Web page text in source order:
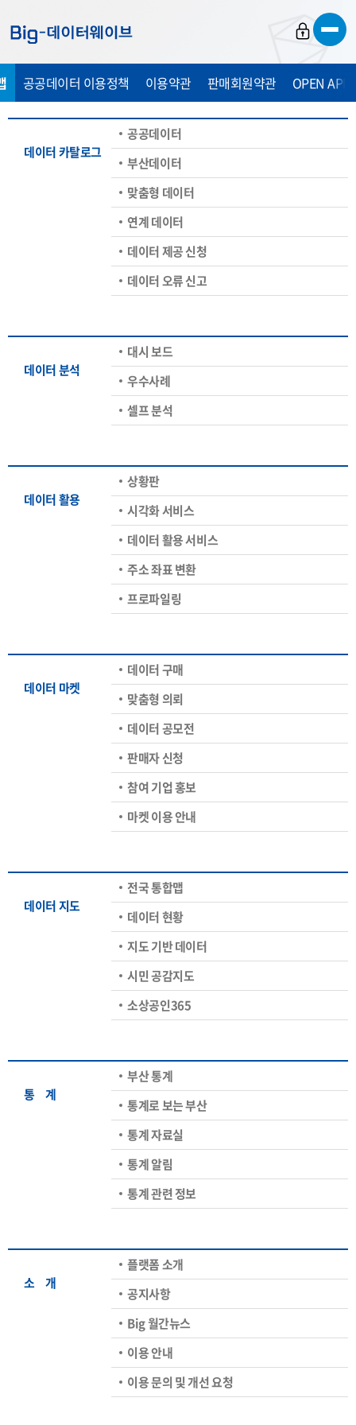
가
기
가
기
가
기
공공데이터 이용정책 이용약관 판매회원약관 OPEN API
데이터 카탈로그
공공데이터
부산데이터
맞춤형 데이터
연계 데이터
데이터 제공 신청
데이터 오류 신고
데이터 분석
대시 보드
우수사례
셀프 분석
데이터 활용
상황판
시각화 서비스
데이터 활용 서비스
주소 좌표 변환
프로파일링
데이터 마켓
데이터 구매
맞춤형 의뢰
데이터 공모전
판매자 신청
참여 기업 홍보
마켓 이용 안내
데이터 지도
전국 통합맵
데이터 현황
지도 기반 데이터
시민 공감지도
소상공인365
통ㅤ계
부산 통계
통계로 보는 부산
통계 자료실
통계 알림
통계 관련 정보
소ㅤ개
플랫폼 소개
공지사항
Big 월간뉴스
이용 안내
이용 문의 및 개선 요청